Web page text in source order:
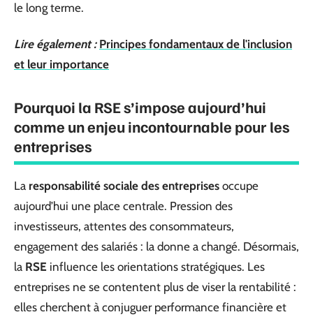
le long terme.
Lire également : Principes fondamentaux de l'inclusion
et leur importance
Pourquoi la RSE s’impose aujourd’hui
comme un enjeu incontournable pour les
entreprises
La responsabilité sociale des entreprises occupe
aujourd’hui une place centrale. Pression des
investisseurs, attentes des consommateurs,
engagement des salariés : la donne a changé. Désormais,
la RSE influence les orientations stratégiques. Les
entreprises ne se contentent plus de viser la rentabilité :
elles cherchent à conjuguer performance financière et